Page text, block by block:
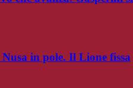
in pole. Il Lione fissa